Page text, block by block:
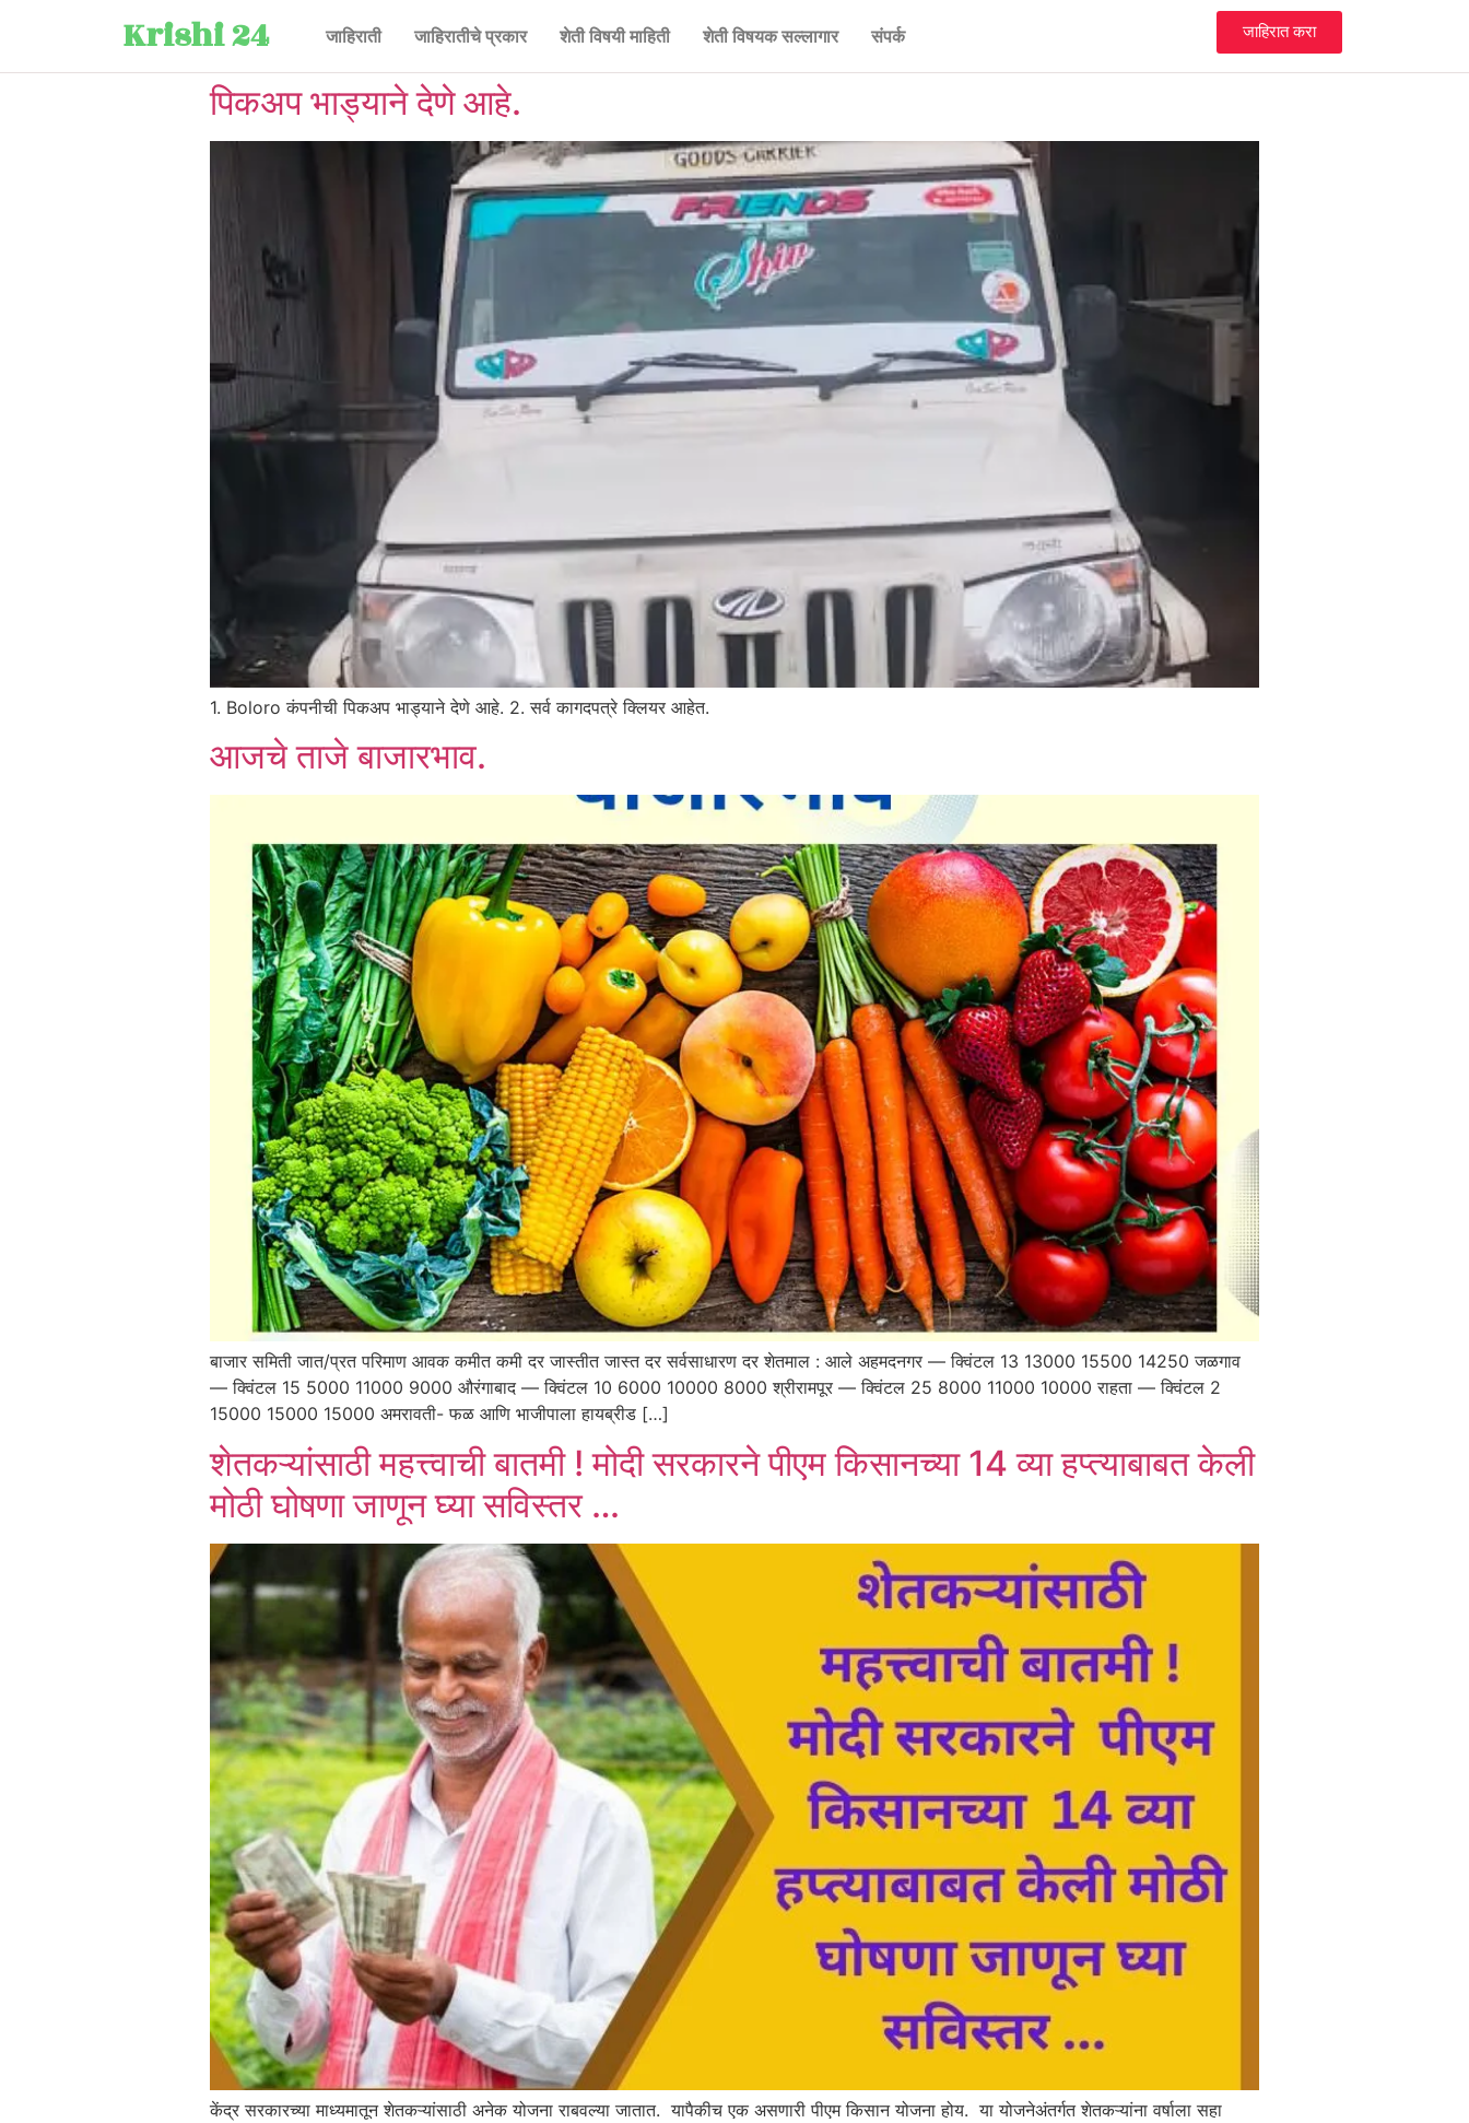
Krishi 24 जाहिराती जाहिरातीचे प्रकार शेती विषयी माहिती शेती विषयक सल्लागार संपर्क जाहिरात करा
पिकअप भाड्याने देणे आहे.
1. Boloro कंपनीची पिकअप भाड्याने देणे आहे. 2. सर्व कागदपत्रे क्लियर आहेत.
आजचे ताजे बाजारभाव.
बाजार समिती जात/प्रत परिमाण आवक कमीत कमी दर जास्तीत जास्त दर सर्वसाधारण दर शेतमाल : आले अहमदनगर — क्विंटल 13 13000 15500 14250 जळगाव
— क्विंटल 15 5000 11000 9000 औरंगाबाद — क्विंटल 10 6000 10000 8000 श्रीरामपूर — क्विंटल 25 8000 11000 10000 राहता — क्विंटल 2
15000 15000 15000 अमरावती- फळ आणि भाजीपाला हायब्रीड […]
शेतकऱ्यांसाठी महत्त्वाची बातमी ! मोदी सरकारने पीएम किसानच्या 14 व्या हप्त्याबाबत केली
मोठी घोषणा जाणून घ्या सविस्तर …
केंद्र सरकारच्या माध्यमातून शेतकऱ्यांसाठी अनेक योजना राबवल्या जातात. यापैकीच एक असणारी पीएम किसान योजना होय. या योजनेअंतर्गत शेतकऱ्यांना वर्षाला सहा